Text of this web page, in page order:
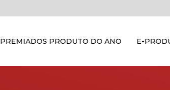
PREMIADOS PRODUTO DO ANO E-